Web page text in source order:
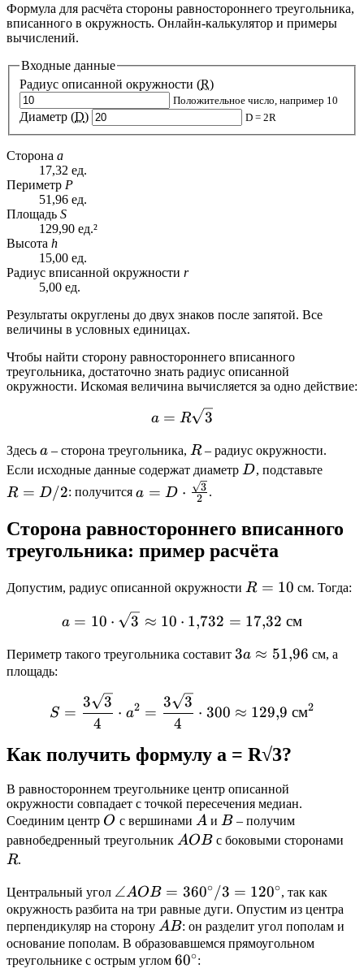
Формула для расчёта стороны равностороннего треугольника,
вписанного в окружность. Онлайн-калькулятор и примеры
вычислений.
Входные данные
Радиус описанной окружности (R)
Положительное число, например 10
Диаметр (D) D = 2R
Сторона a
17,32 ед.
Периметр P
51,96 ед.
Площадь S
129,90 ед.²
Высота h
15,00 ед.
Радиус вписанной окружности r
5,00 ед.
Результаты округлены до двух знаков после запятой. Все
величины в условных единицах.
Чтобы найти сторону равностороннего вписанного
треугольника, достаточно знать радиус описанной
окружности. Искомая величина вычисляется за одно действие:
a = R\sqrt{3}
a = R 3
Здесь a
a – сторона треугольника, R
R– радиус окружности.
Если исходные данные содержат диаметр D
D, подставьтеR
/
R = D/2: получитсяa = D \cdot
\frac{\sqrt{3}}
{2}
a = D ⋅ 2
3 .
Сторона равностороннего вписанного
треугольника: пример расчёта
Допустим, радиус описанной окружности R
10
R = 10 см. Тогда:
a = 10 \cdot \sqrt{3}
a = 10 ⋅ 3 ≈ 10 ⋅ 1,732 = 17,32 см
Периметр такого треугольника составит 3a
3a ≈ 51,96 см, а
площадь:
S = \frac{3\sqrt{3}}{4}
S =
4
3 3
⋅ a2 =
4
3 3
⋅ 300 ≈ 129,9 см2
Как получить формулу a = R√3?
В равностороннем треугольнике центр описанной
окружности совпадает с точкой пересечения медиан.
Соединим центр O
O с вершинами A
A и B
B– получим
равнобедренный треугольник AOB
AOBс боковыми сторонами
R.
Центральный угол \angle
AOB =
360^\circ
/ 3 =
120^\circ
∠AOB = 360∘ /3 = 120∘, так как
окружность разбита на три равные дуги. Опустим из центра
перпендикуляр на сторону AB
AB: он разделит угол пополам и
основание пополам. В образовавшемся прямоугольном
треугольнике с острым углом 60^\circ
60∘: